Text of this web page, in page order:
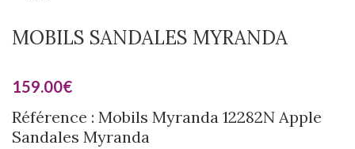
MOBILS SANDALES MYRANDA
159.00€
Référence : Mobils Myranda 12282N Apple
Sandales Myranda